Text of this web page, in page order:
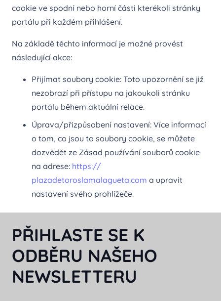
cookie ve spodní nebo horní části kterékoli stránky
portálu při každém přihlášení.
Na základě těchto informací je možné provést
následující akce:
Přijímat soubory cookie: Toto upozornění se již
nezobrazí při přístupu na jakoukoli stránku
portálu během aktuální relace.
Úprava/přizpůsobení nastavení: Více informací
o tom, co jsou to soubory cookie, se můžete
dozvědět ze Zásad používání souborů cookie
na adrese: https://
plazadetoroslamalagueta.com a upravit
nastavení svého prohlížeče.
PŘIHLASTE SE K
ODBĚRU NAŠEHO
NEWSLETTERU